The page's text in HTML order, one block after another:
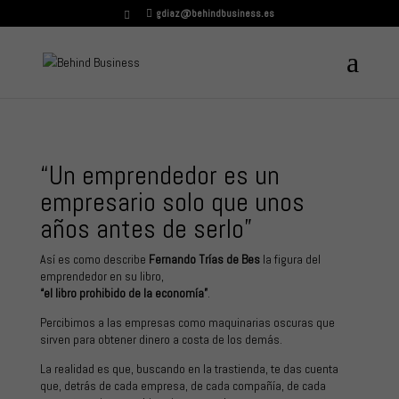
gdiaz@behindbusiness.es
“Un emprendedor es un
empresario solo que unos
años antes de serlo”
Así es como describe Fernando Trías de Bes la figura del
emprendedor en su libro,
“el libro prohibido de la economía”.
Percibimos a las empresas como maquinarias oscuras que
sirven para obtener dinero a costa de los demás.
La realidad es que, buscando en la trastienda, te das cuenta
que, detrás de cada empresa, de cada compañía, de cada